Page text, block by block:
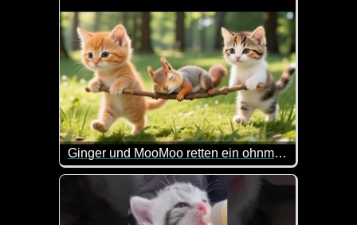
Ginger und MooMoo retten ein ohnmächtiges Eichhörnchen
Wenn diese Video nicht herzig gemacht ist. Die